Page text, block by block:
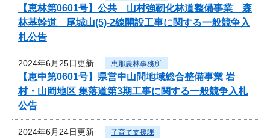
【恵林第0601号】公共 山村強靭化林道整備事業 森
林基幹道 尾城山(5)-2線開設工事に関する一般競争入
札公告
2024年6月25日更新 恵那農林事務所
【恵中第0601号】県営中山間地域総合整備事業 岩
村・山岡地区 集落道第3期工事に関する一般競争入札
公告
2024年6月24日更新 子育て支援課